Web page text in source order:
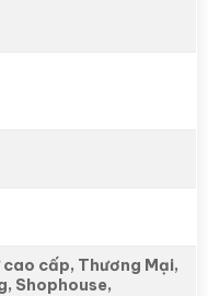
cao cấp, Thương Mại,
Shophouse,